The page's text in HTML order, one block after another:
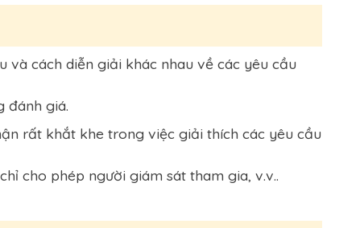
và cách diễn giải khác nhau về các yêu cầu
đánh giá.
rất khắt khe trong việc giải thích các yêu cầu
cho phép người giám sát tham gia, v.v..